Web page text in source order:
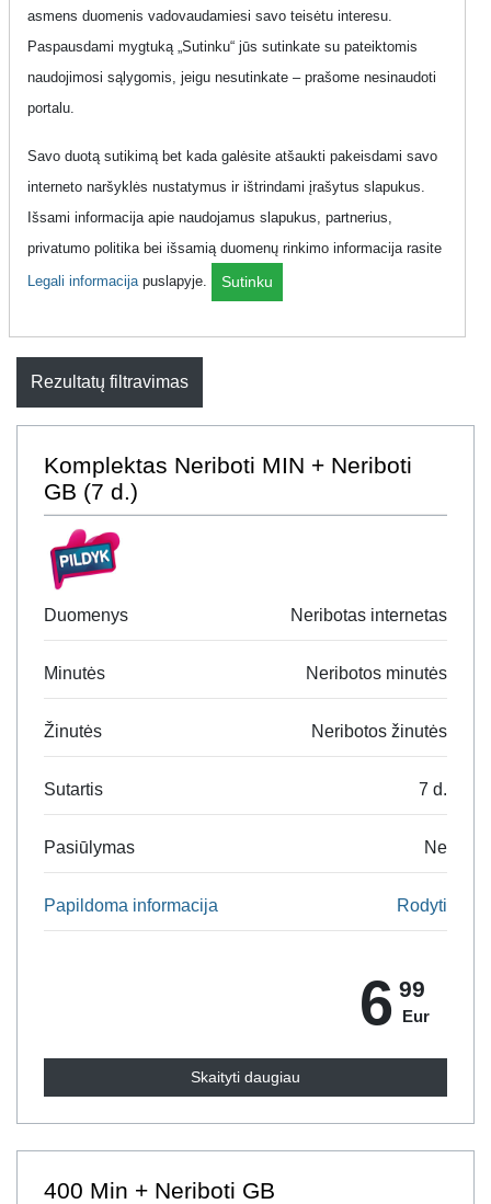
Puslapio
Suraskite tobulą telefono planą, tinkantį jūsų unikaliam
pokalbių planą greičiau ir patogiau iš didžiausio paslaugų
teikėjų ir jų teikiamų paslaugų sąrašo.
Rezultatų filtravimas
Komplektas Neriboti MIN + Neriboti
GB (7 d.)
Duomenys Neribotas internetas
Minutės Neribotos minutės
Žinutės Neribotos žinutės
Sutartis 7 d.
Pasiūlymas Ne
Papildoma informacija Rodyti
6 99
Eur
Skaityti daugiau
400 Min + Neriboti GB
asmens duomenis vadovaudamiesi savo teisėtu interesu.
Paspausdami mygtuką „Sutinku“ jūs sutinkate su pateiktomis
naudojimosi sąlygomis, jeigu nesutinkate – prašome nesinaudoti
portalu.
Savo duotą sutikimą bet kada galėsite atšaukti pakeisdami savo
interneto naršyklės nustatymus ir ištrindami įrašytus slapukus.
Išsami informacija apie naudojamus slapukus, partnerius,
privatumo politika bei išsamią duomenų rinkimo informacija rasite
Legali informacijapuslapyje. Sutinku